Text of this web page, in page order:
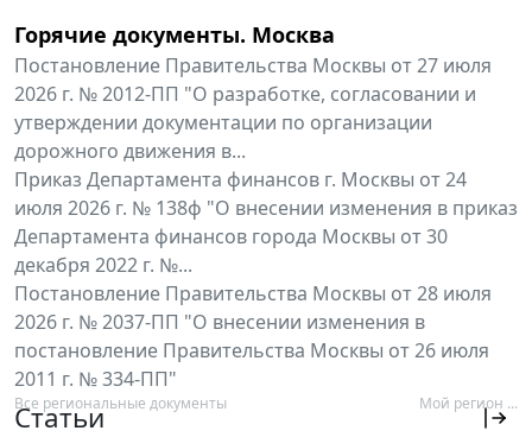
Горячие документы. Москва
Постановление Правительства Москвы от 27 июля
2026 г. № 2012-ПП "О разработке, согласовании и
утверждении документации по организации
дорожного движения в...
Приказ Департамента финансов г. Москвы от 24
июля 2026 г. № 138ф "О внесении изменения в приказ
Департамента финансов города Москвы от 30
декабря 2022 г. №...
Постановление Правительства Москвы от 28 июля
2026 г. № 2037-ПП "О внесении изменения в
постановление Правительства Москвы от 26 июля
2011 г. № 334-ПП"
Все региональные документы Мой регион ...
Статьи